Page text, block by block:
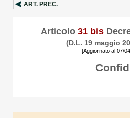
ART. PREC.
Articolo 31 bis
(D.L. 19 maggio
[Aggiornato al 07/